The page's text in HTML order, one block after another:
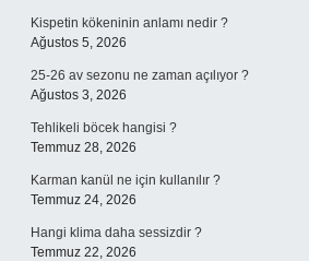
Kispetin kökeninin anlamı nedir ?
Ağustos 5, 2026
25-26 av sezonu ne zaman açılıyor ?
Ağustos 3, 2026
Tehlikeli böcek hangisi ?
Temmuz 28, 2026
Karman kanül ne için kullanılır ?
Temmuz 24, 2026
Hangi klima daha sessizdir ?
Temmuz 22, 2026